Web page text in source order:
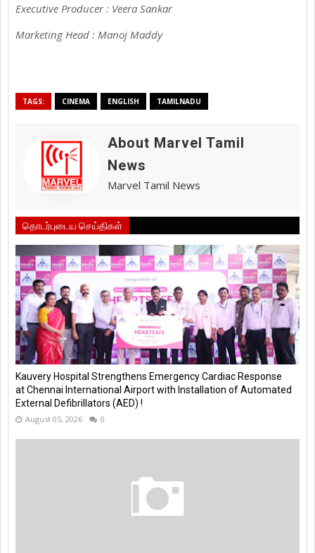
Executive Producer : Veera Sankar
Marketing Head : Manoj Maddy
TAGS: CINEMA ENGLISH TAMILNADU
About Marvel Tamil
News
Marvel Tamil News
தொடர்புடைய செய்திகள்
Kauvery Hospital Strengthens Emergency Cardiac Response
at Chennai International Airport with Installation of Automated
External Defibrillators (AED) !
August 05, 2026 0